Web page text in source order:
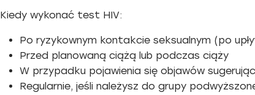
Kiedy wykonać test HIV:
Po ryzykownym kontakcie seksualnym (po
Przed planowaną ciążą lub podczas ciąży
W przypadku pojawienia się objawów
Regularnie, jeśli należysz do grupy